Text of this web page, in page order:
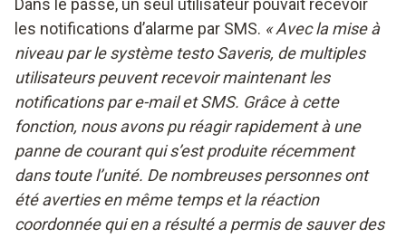
Dans le passé, un seul utilisateur pouvait recevoir
les notifications d’alarme par SMS. « Avec la mise à
niveau par le système testo Saveris, de multiples
utilisateurs peuvent recevoir maintenant les
notifications par e-mail et SMS. Grâce à cette
fonction, nous avons pu réagir rapidement à une
panne de courant qui s’est produite récemment
dans toute l’unité. De nombreuses personnes ont
été averties en même temps et la réaction
coordonnée qui en a résulté a permis de sauver des